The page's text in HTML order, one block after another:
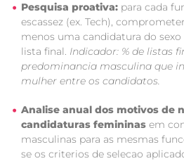
Pesquisa proativa: para cada
escassez (ex. Tech),
menos uma candidatura do
lista final. Indicador: % de listas
predominancia masculina que
mulher entre os candidatos.
Analise anual dos motivos de
candidaturas femininas em
masculinas para as mesmas
se os criterios de selecao